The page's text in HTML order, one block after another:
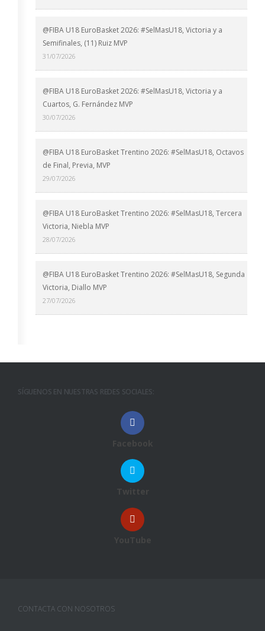
@FIBA U18 EuroBasket 2026: #SelMasU18, Victoria y a
Semifinales, (11) Ruiz MVP
31/07/2026
@FIBA U18 EuroBasket 2026: #SelMasU18, Victoria y a
Cuartos, G. Fernández MVP
30/07/2026
@FIBA U18 EuroBasket Trentino 2026: #SelMasU18, Octavos
de Final, Previa, MVP
29/07/2026
@FIBA U18 EuroBasket Trentino 2026: #SelMasU18, Tercera
Victoria, Niebla MVP
28/07/2026
@FIBA U18 EuroBasket Trentino 2026: #SelMasU18, Segunda
Victoria, Diallo MVP
27/07/2026
SÍGUENOS EN NUESTRAS REDES SOCIALES:
Facebook
Twitter
YouTube
CONTACTA CON NOSOTROS